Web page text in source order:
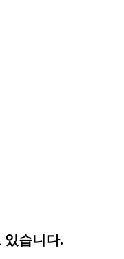
있습니다.